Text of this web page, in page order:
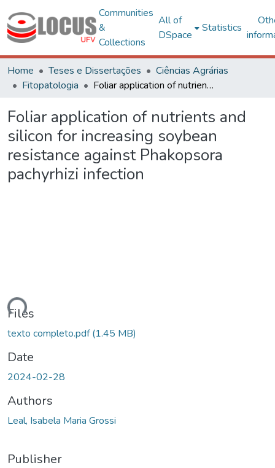
Communities
&
Collections
All of
DSpace
Statistics
Home Teses e Dissertações
Ciências Agrárias
Fitopatologia
Foliar application of nutrients and silicon for increasing soybean resistance against Phakopsora pachyrhizi infection
Foliar application of nutrients and
silicon for increasing soybean
resistance against Phakopsora
pachyrhizi infection
Files
texto completo.pdf(1.45 MB)
Date
2024-02-28
Authors
Leal, Isabela Maria Grossi
Publisher